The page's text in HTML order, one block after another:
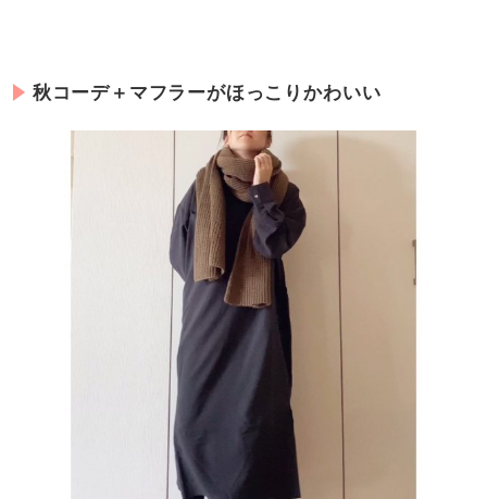
秋コーデ＋マフラーがほっこりかわいい